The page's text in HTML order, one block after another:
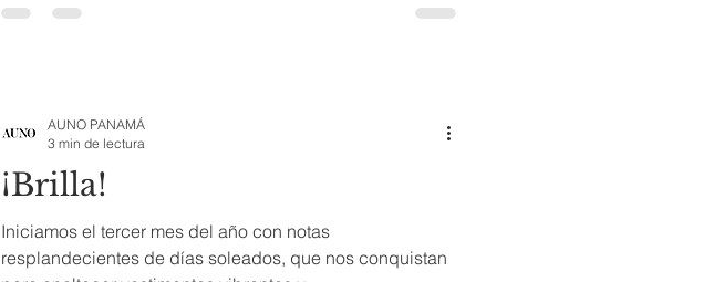
¡Brilla!
Iniciamos el tercer mes del año con notas
resplandecientes de días soleados, que nos conquistan
AUNO PANAMÁ
3 min de lectura